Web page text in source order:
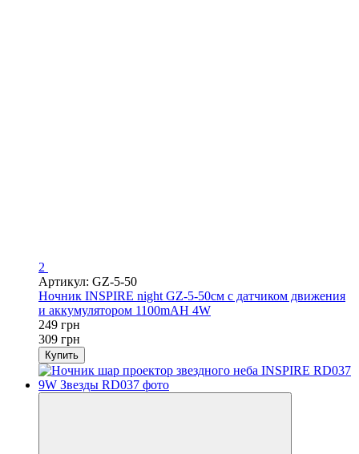
2
Артикул: GZ-5-50
Ночник INSPIRE night GZ-5-50см с датчиком движения
и аккумулятором 1100mAH 4W
249 грн
309 грн
Купить